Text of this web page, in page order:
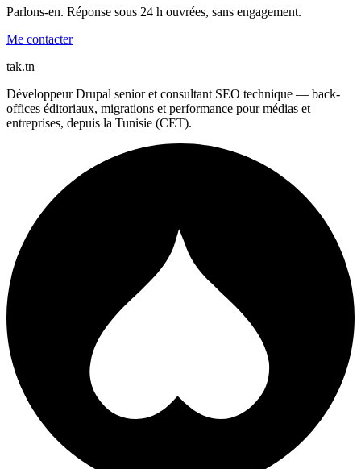
Parlons-en. Réponse sous 24 h ouvrées, sans engagement.
Me contacter
tak.tn
Développeur Drupal senior et consultant SEO technique — back-
offices éditoriaux, migrations et performance pour médias et
entreprises, depuis la Tunisie (CET).